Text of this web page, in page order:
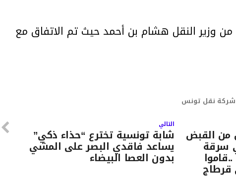
وزير النقل هشام بن أحمد حيث تم الاتفاق مع
شركة نقل تونس
التالي
شابة تونسية تخترع “حذاء ذكي”
يساعد فاقدي البصر على المشي
بدون العصا البيضاء
من القبض
سرقة